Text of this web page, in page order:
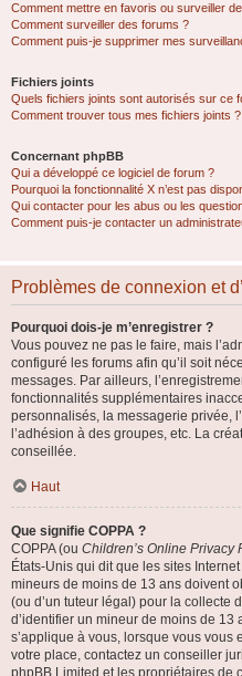
Comment mettre en favoris ou surveiller
Comment surveiller des forums ?
Comment puis-je supprimer mes
Fichiers joints
Quels fichiers joints sont autorisés sur ce
Comment trouver tous mes fichiers joints ?
Concernant phpBB
Qui a développé ce logiciel de forum ?
Pourquoi la fonctionnalité X n’est pas
Qui contacter pour les abus ou les
Comment puis-je contacter un
Problèmes de connexion et
Pourquoi dois-je m’enregistrer ?
Vous pouvez ne pas le faire, mais
configuré les forums afin qu’il soit
messages. Par ailleurs,
fonctionnalités supplémentaires
personnalisés, la messagerie privée,
l’adhésion à des groupes, etc. La
conseillée.
Haut
Que signifie COPPA ?
COPPA (ou Children’s Online Privacy
États-Unis qui dit que les sites
mineurs de moins de 13 ans doivent
(ou d’un tuteur légal) pour la collecte
d’identifier un mineur de moins de 13
s’applique à vous, lorsque vous vous
votre place, contactez un conseiller
phpBB Limited et les propriétaires de